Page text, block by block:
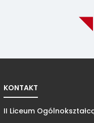
KONTAKT
II Liceum